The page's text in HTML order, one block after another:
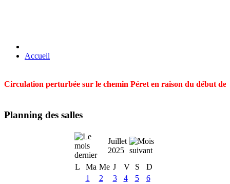
Accueil
Circulation perturbée sur le chemin Péret en raison du début
Planning des salles
Juillet
2025
L
Ma Me J V S
D
1
2 3 4 5
6